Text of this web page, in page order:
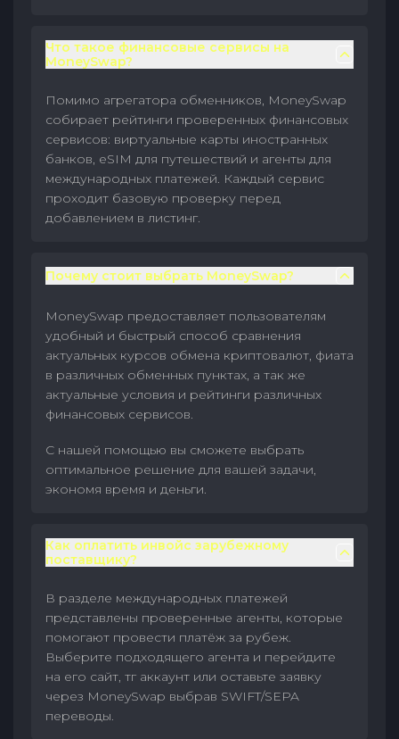
Что такое финансовые сервисы на
MoneySwap?
Помимо агрегатора обменников, MoneySwap
собирает рейтинги проверенных финансовых
сервисов: виртуальные карты иностранных
банков, eSIM для путешествий и агенты для
международных платежей. Каждый сервис
проходит базовую проверку перед
добавлением в листинг.
Почему стоит выбрать MoneySwap?
MoneySwap предоставляет пользователям
удобный и быстрый способ сравнения
актуальных курсов обмена криптовалют, фиата
в различных обменных пунктах, а так же
актуальные условия и рейтинги различных
финансовых сервисов.
С нашей помощью вы сможете выбрать
оптимальное решение для вашей задачи,
экономя время и деньги.
Как оплатить инвойс зарубежному
поставщику?
В разделе международных платежей
представлены проверенные агенты, которые
помогают провести платёж за рубеж.
Выберите подходящего агента и перейдите
на его сайт, тг аккаунт или оставьте заявку
через MoneySwap выбрав SWIFT/SEPA
переводы.